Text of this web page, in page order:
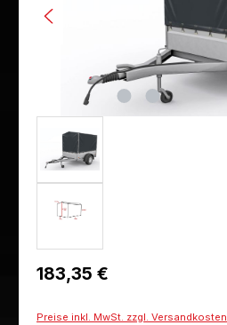
Regulärer Preis:
183,35 €
Preise inkl. MwSt. zzgl. Versandkosten